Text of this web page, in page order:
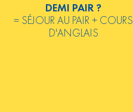
DEMI PAIR ?
= SÉJOUR AU PAIR + COURS
D'ANGLAIS